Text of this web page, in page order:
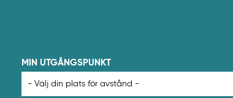
MIN UTGÅNGSPUNKT